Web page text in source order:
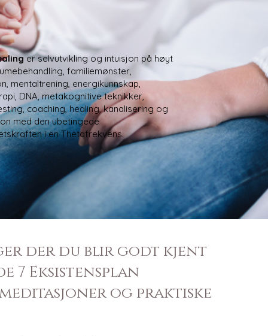
er selvutvikling og intuisjon på høyt
familiemønster,
mentaltrening, energikunnskap,
DNA, metakognitive teknikker,
coaching, healing, kanalisering og
med den ubetingede
i en Thetafrekvens.
der du blir godt kjent
7 Eksistensplan
og praktiske